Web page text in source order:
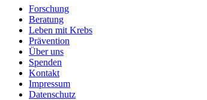
Forschung
Beratung
Leben mit Krebs
Prävention
Über uns
Spenden
Kontakt
Impressum
Datenschutz